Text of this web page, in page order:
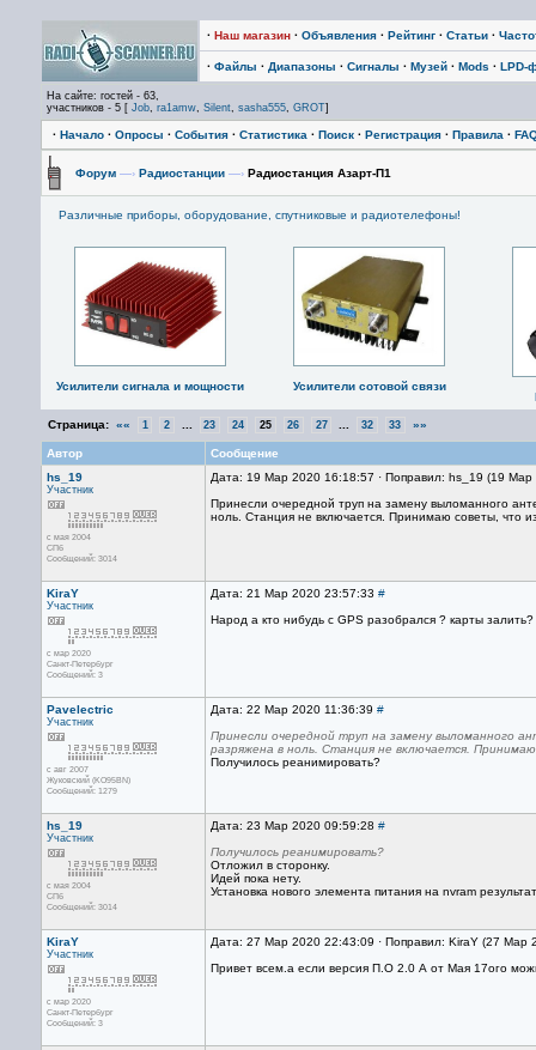
· Наш магазин · Объявления · Рейтинг · Статьи ·
· Файлы · Диапазоны · Сигналы · Музей · Mods · LPD-
На сайте: гостей - 63,
участников - 5 [ Job, ra1amw, Silent, sasha555, GROT]
· Начало · Опросы · События · Статистика · Поиск · Регистрация · Правила ·
Форум —› Радиостанции —› Радиостанция Азарт-П1
Различные приборы, оборудование, спутниковые и радиотелефоны!
Усилители сигнала и мощности
Усилители сотовой связи
Страница: «« 1 2 23 24 25 26 27 32 33 »»
Автор
Сообщение
hs_19
Участник
с мая 2004
СПб
Сообщений: 3014
Дата: 19 Мар 2020 16:18:57 · Поправил: hs_19 (19
Принесли очередной труп на замену выломанного
ноль. Станция не включается. Принимаю советы, что
KiraY
Участник
с мар 2020
Санкт-Петербург
Сообщений: 3
Дата: 21 Мар 2020 23:57:33 #
Народ а кто нибудь с GPS разобрался ? карты залить?
Pavelectric
Участник
с авг 2007
Жуковский (KO95BN)
Сообщений: 1279
Дата: 22 Мар 2020 11:36:39 #
Принесли очередной труп на замену выломанного
разряжена в ноль. Станция не включается.
Получилось реанимировать?
hs_19
Участник
с мая 2004
СПб
Сообщений: 3014
Дата: 23 Мар 2020 09:59:28 #
Получилось реанимировать?
Отложил в сторонку.
Идей пока нету.
Установка нового элемента питания на nvram
KiraY
Участник
с мар 2020
Санкт-Петербург
Сообщений: 3
Дата: 27 Мар 2020 22:43:09 · Поправил: KiraY (27 Мар
Привет всем.а если версия П.О 2.0 А от Мая 17ого